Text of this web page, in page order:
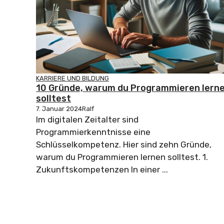
KARRIERE UND BILDUNG
10 Gründe, warum du Programmieren
solltest
7. Januar 2024Ralf
Im digitalen Zeitalter sind
Programmierkenntnisse eine
Schlüsselkompetenz. Hier sind zehn Gründe,
warum du Programmieren lernen solltest. 1.
Zukunftskompetenzen In einer ...